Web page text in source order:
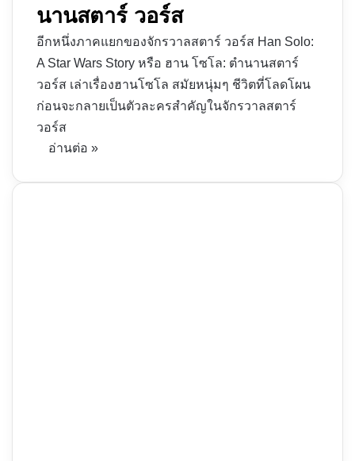
นานสตาร์ วอร์ส
อีกหนึ่งภาคแยกของจักรวาลสตาร์ วอร์ส Han Solo:
A Star Wars Story หรือ ฮาน โซโล: ตำนานสตาร์
วอร์ส เล่าเรื่องฮาน​โซโล สมัยหนุ่มๆ ชีวิตที่โลดโผน
ก่อนจะกลายเป็นตัวละครสำคัญในจักรวาลสตาร์
วอร์ส
อ่านต่อ »